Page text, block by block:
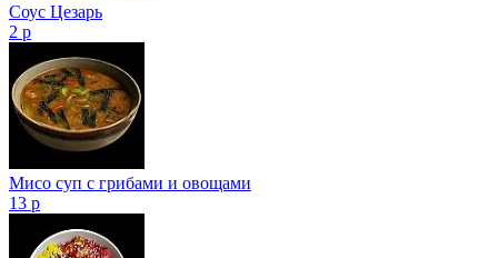
Соус Цезарь
2 р
Мисо суп с грибами и овощами
13 р